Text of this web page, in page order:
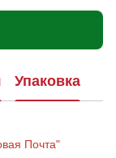
Упаковка
Почта"